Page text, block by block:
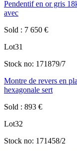
Pendentif en or gris
avec
Sold : 7 650 €
Lot31
Stock no: 171879/7
Montre de revers en
hexagonale sert
Sold : 893 €
Lot32
Stock no: 171458/2